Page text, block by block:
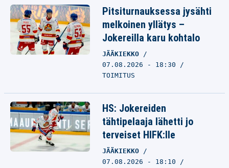
Pitsiturnauksessa jysähti
melkoinen yllätys –
Jokereilla karu kohtalo
JÄÄKIEKKO
07.08.2026 - 18:30
TOIMITUS
HS: Jokereiden
tähtipelaaja lähetti jo
terveiset HIFK:lle
JÄÄKIEKKO
07.08.2026 - 18:10